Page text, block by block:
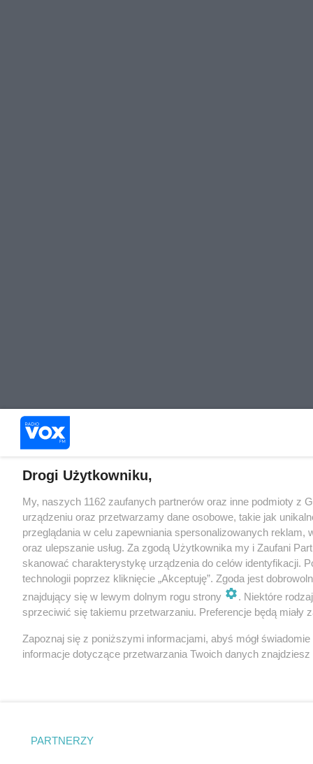
Drogi Użytkowniku,
My, naszych 1162 zaufanych partnerów oraz inne podmioty z
urządzeniu oraz przetwarzamy dane osobowe, takie jak
przeglądania w celu zapewniania spersonalizowanych
oraz ulepszanie usług. Za zgodą Użytkownika my i Zaufani
skanować charakterystykę urządzenia do celów identyfikacji.
technologii poprzez kliknięcie „Akceptuję”. Zgoda jest
znajdujący się w lewym dolnym rogu strony
. Niektóre
sprzeciwić się takiemu przetwarzaniu. Preferencje będą miały
Zapoznaj się z poniższymi informacjami, abyś mógł
informacje dotyczące przetwarzania Twoich danych
PARTNERZY